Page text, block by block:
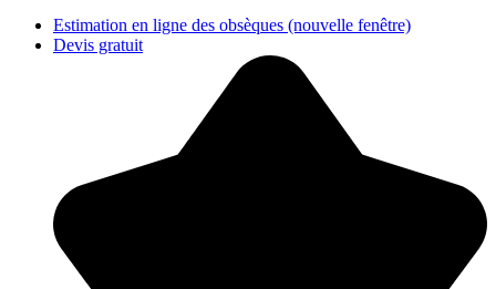
Estimation en ligne des obsèques (nouvelle fenêtre)
Devis gratuit